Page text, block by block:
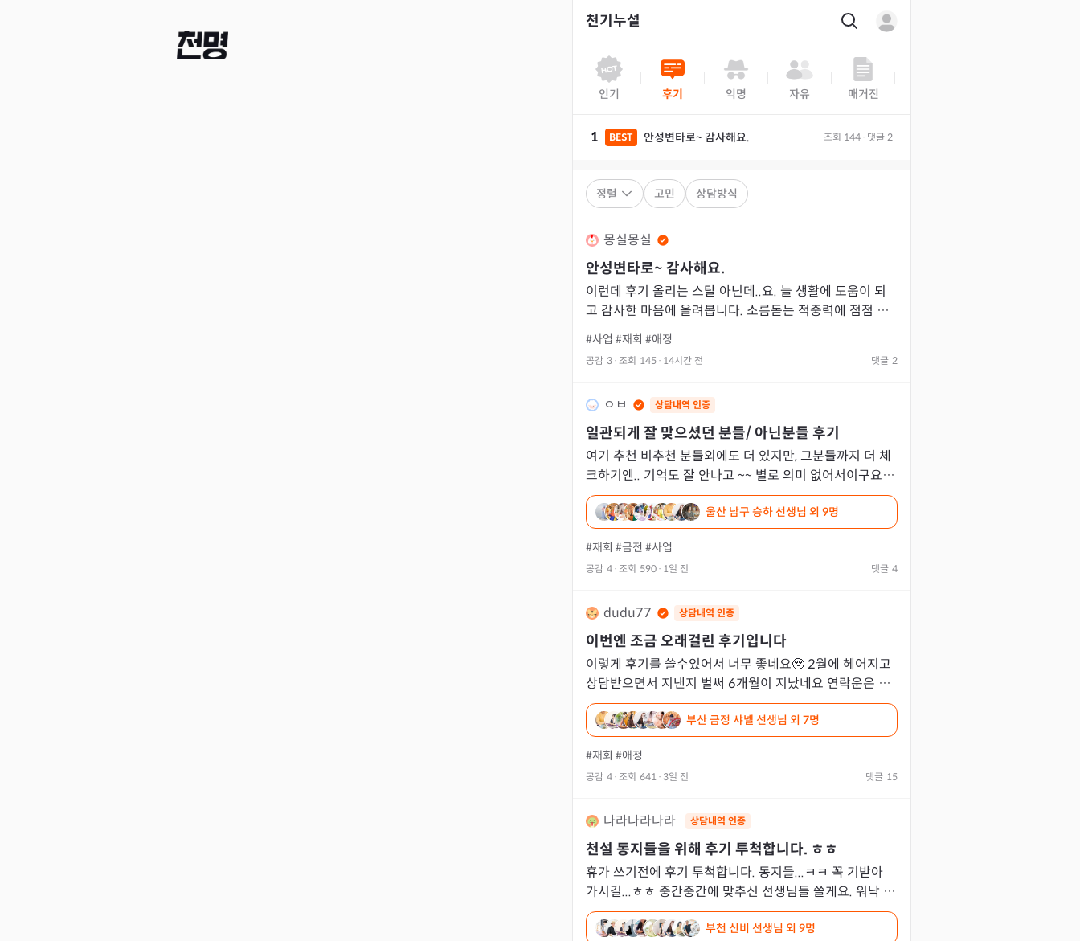
천기누설
인기 후기 익명 자유 매거진
1 BEST 안성변타로~ 감사해요. 조회 144 · 댓글 2
정렬 고민 상담방식
몽실몽실
안성변타로~ 감사해요.
이런데 후기 올리는 스탈 아닌데..요. 늘 생활에 도움이 되
고 감사한 마음에 올려봅니다. 소름돋는 적중력에 점점 의
지가 된다고 해야할까요? 삶의 방향키를 같이 돌리는 기분
입니다.
#사업 #재회 #애정
공감 3 · 조회 145 · 14시간 전 댓글 2
ㅇㅂ 상담내역 인증
일관되게 잘 맞으셨던 분들/ 아닌분들 후기
여기 추천 비추천 분들외에도 더 있지만, 그분들까지 더 체
크하기엔.. 기억도 잘 안나고 ~~ 별로 의미 없어서이구요 확
실히 추천드리는 분들과 아닌 분들만 리스트 업해봤어요 신
점
울산 남구 승하 선생님 외 9명
#재회 #금전 #사업
공감 4 · 조회 590 · 1일 전 댓글 4
dudu77 상담내역 인증
이번엔 조금 오래걸린 후기입니다
이렇게 후기를 쓸수있어서 너무 좋네요🥹 2월에 헤어지고
상담받으면서 지낸지 벌써 6개월이 지났네요 연락운은 밀
리고밀리다 제가 먼저했어요.. 다행인건지 밀어낼꺼라 생각
했던 상대는
부산 금정 샤넬 선생님 외 7명
#재회 #애정
공감 4 · 조회 641 · 3일 전 댓글 15
나라나라나라 상담내역 인증
천설 동지들을 위해 후기 투척합니다. ㅎㅎ
휴가 쓰기전에 후기 투척합니다. 동지들...ㅋㅋ 꼭 기받아
가시길...ㅎㅎ 중간중간에 맞추신 선생님들 쓸게요. 워낙 이
야기가 길어서요. 전 배우자의 외도가 의심되서 발만 동동
구
부천 신비 선생님 외 9명